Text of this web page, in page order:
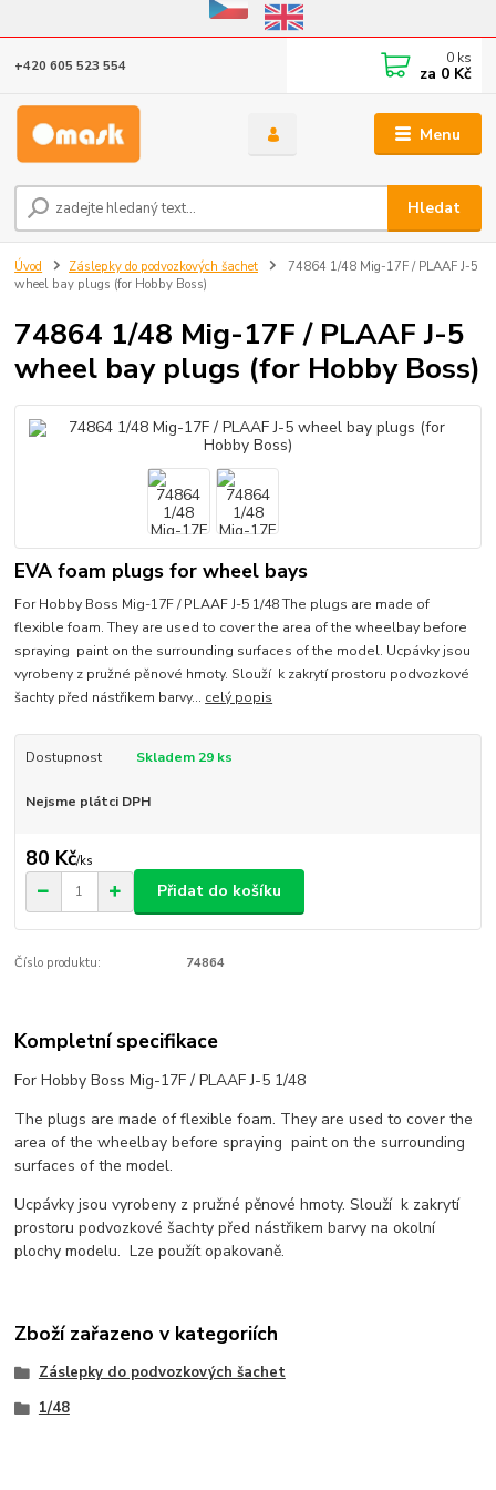
Eshop v provozu do 31.10.2026
Menu
Hledat
+420 605 523 554 0 ks
za 0 Kč
Úvod Záslepky do podvozkových šachet
74864 1/48 Mig-17F / PLAAF J-5
wheel bay plugs (for Hobby Boss)
74864 1/48 Mig-17F / PLAAF J-5
wheel bay plugs (for Hobby Boss)
EVA foam plugs for wheel bays
For Hobby Boss Mig-17F / PLAAF J-5 1/48 The plugs are made of
flexible foam. They are used to cover the area of the wheelbay before
spraying paint on the surrounding surfaces of the model. Ucpávky jsou
vyrobeny z pružné pěnové hmoty. Slouží k zakrytí prostoru podvozkové
šachty před nástřikem barvy... celý popis
Dostupnost Skladem 29 ks
Nejsme plátci DPH
80 Kč/ks
Přidat do košíku
Číslo produktu: 74864
Kompletní specifikace
For Hobby Boss Mig-17F / PLAAF J-5 1/48
The plugs are made of flexible foam. They are used to cover the
area of the wheelbay before spraying paint on the surrounding
surfaces of the model.
Ucpávky jsou vyrobeny z pružné pěnové hmoty. Slouží k zakrytí
prostoru podvozkové šachty před nástřikem barvy na okolní
plochy modelu. Lze použít opakovaně.
Zboží zařazeno v kategoriích
Záslepky do podvozkových šachet
1/48